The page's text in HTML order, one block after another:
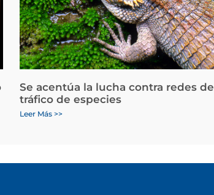
Se acentúa la lucha contra redes de
tráfico de especies
Leer Más >>